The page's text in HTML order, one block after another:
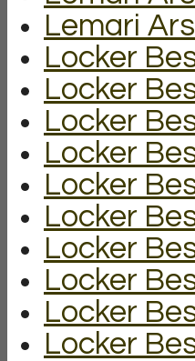
Lemari
Locker
Locker
Locker
Locker
Locker
Locker
Locker
Locker
Locker
Locker